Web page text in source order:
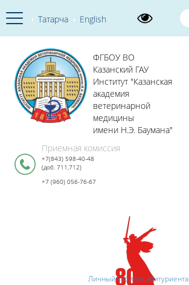
Татарча English
ФГБОУ ВО
Казанский ГАУ
Институт "Казанская
академия
ветеринарной
медицины
имени Н.Э. Баумана"
Приемная комиссия
+7(843) 598-40-48
(доб. 711,712)
+7 (960) 056-76-67
Личный кабинет абитуриента